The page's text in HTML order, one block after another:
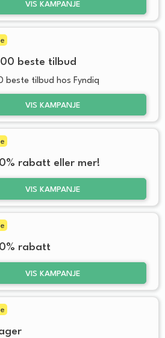
VIS KAMPANJE
beste tilbud
beste tilbud hos Fyndiq
VIS KAMPANJE
rabatt eller mer!
VIS KAMPANJE
rabatt
VIS KAMPANJE